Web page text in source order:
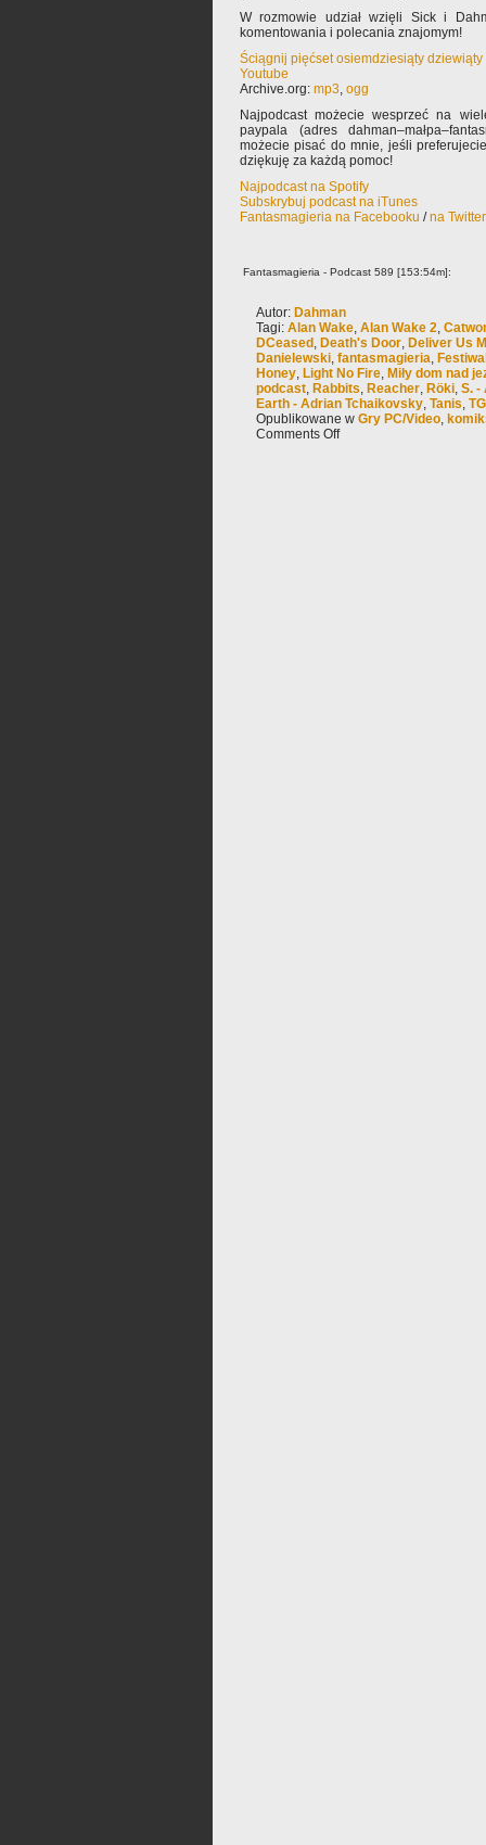
W rozmowie udział wzięli Sick i
komentowania i polecania znajomym!
Ściągnij pięćset osiemdziesiąty
Youtube
Archive.org: mp3, ogg
Najpodcast możecie wesprzeć na
paypala (adres
możecie pisać do mnie, jeśli
dziękuję za każdą pomoc!
Najpodcast na Spotify
Subskrybuj podcast na iTunes
Fantasmagieria na Facebooku /na
Fantasmagieria - Podcast 589 [153:54m]:
Autor: Dahman
Tagi: Alan Wake, Alan Wake 2,
DCeased , Death's Door, Deliver Us
Danielewski, fantasmagieria,
Honey, Light No Fire, Miły dom nad
podcast, Rabbits, Reacher, Röki, S. -
Earth - Adrian Tchaikovsky, Tanis,
Opublikowane w Gry PC/Video,
Comments Off